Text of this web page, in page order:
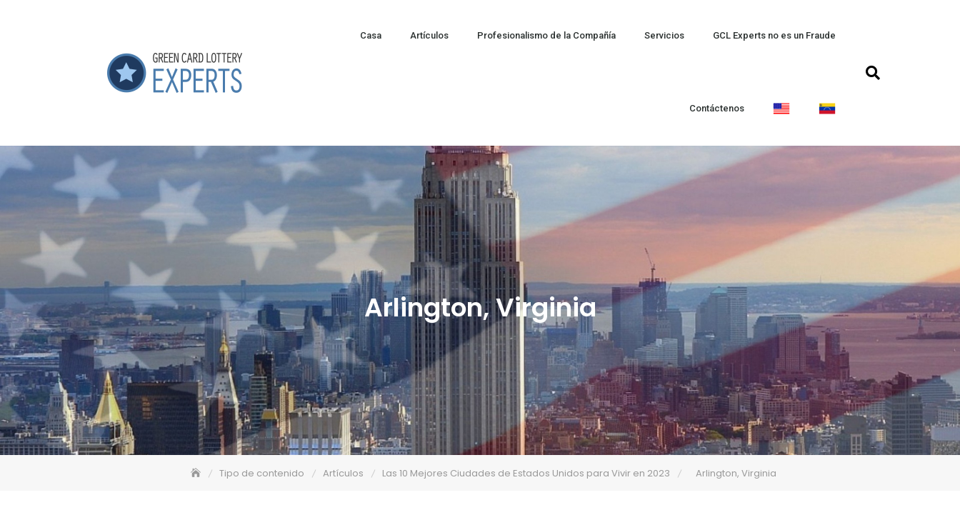
Casa Artículos Profesionalismo de la Compañía Servicios GCL Experts no es un Fraude
Contáctenos
Arlington, Virginia
Tipo de contenido Artículos Las 10 Mejores Ciudades de Estados Unidos para Vivir en 2023 Arlington, Virginia